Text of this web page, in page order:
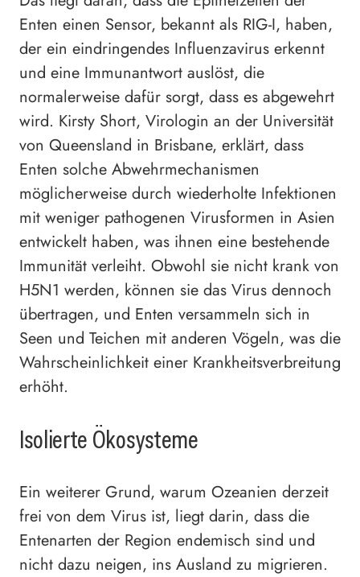
Enten einen Sensor, bekannt als RIG-I, haben,
der ein eindringendes Influenzavirus erkennt
und eine Immunantwort auslöst, die
normalerweise dafür sorgt, dass es abgewehrt
wird. Kirsty Short, Virologin an der Universität
von Queensland in Brisbane, erklärt, dass
Enten solche Abwehrmechanismen
möglicherweise durch wiederholte Infektionen
mit weniger pathogenen Virusformen in Asien
entwickelt haben, was ihnen eine bestehende
Immunität verleiht. Obwohl sie nicht krank von
H5N1 werden, können sie das Virus dennoch
übertragen, und Enten versammeln sich in
Seen und Teichen mit anderen Vögeln, was die
Wahrscheinlichkeit einer Krankheitsverbreitung
erhöht.
Isolierte Ökosysteme
Ein weiterer Grund, warum Ozeanien derzeit
frei von dem Virus ist, liegt darin, dass die
Entenarten der Region endemisch sind und
nicht dazu neigen, ins Ausland zu migrieren.